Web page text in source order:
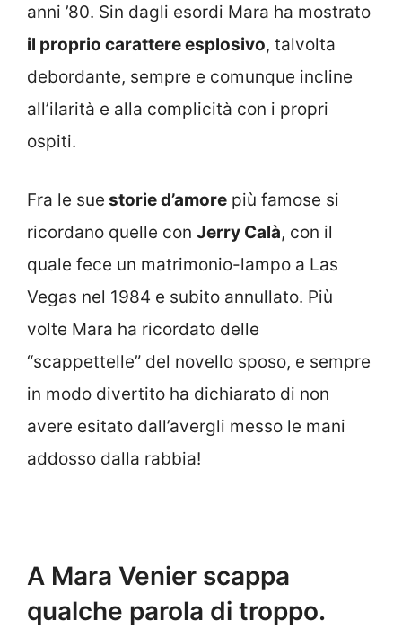
anni ’80. Sin dagli esordi Mara ha mostrato
il proprio carattere esplosivo, talvolta
debordante, sempre e comunque incline
all’ilarità e alla complicità con i propri
ospiti.
Fra le sue storie d’amore più famose si
ricordano quelle con Jerry Calà, con il
quale fece un matrimonio-lampo a Las
Vegas nel 1984 e subito annullato. Più
volte Mara ha ricordato delle
“scappettelle” del novello sposo, e sempre
in modo divertito ha dichiarato di non
avere esitato dall’avergli messo le mani
addosso dalla rabbia!
A Mara Venier scappa
qualche parola di troppo.